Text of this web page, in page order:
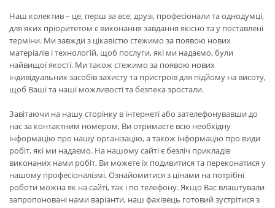
Наш колектив – це, перш за все, друзі, професіонали та однодумці,
для яких пріоритетом є виконання завдання якісно та у поставлені
терміни. Ми завжди з цікавістю стежимо за появою нових
матеріалів і технологій, щоб послуги, які ми надаємо, були
найвищої якості. Ми також стежимо за появою нових
індивідуальних засобів захисту та пристроїв для підйому на висоту,
щоб Ваші та наші можливості та безпека зростали.
Завітаючи на нашу сторінку в інтернеті або зателефонувавши до
нас за контактним номером, Ви отримаєте всю необхідну
інформацію про нашу організацію, а також інформацію про види
робіт, які ми надаємо. На нашому сайті є безліч прикладів
виконаних нами робіт, Ви можете їх подивитися та переконатися у
нашому професіоналізмі. Ознайомитися з цінами на потрібні
роботи можна як на сайті, так і по телефону. Якщо Вас влаштували
запропоновані нами варіанти, наш фахівець готовий зустрітися з